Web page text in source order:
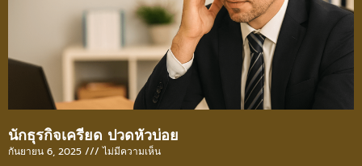
นักธุรกิจเครียด ปวดหัวบ่อย
กันยายน 6, 2025 ไม่มีความเห็น